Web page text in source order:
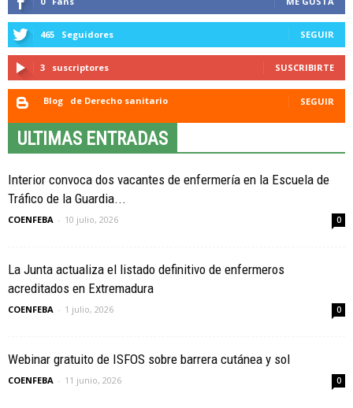
465 Seguidores SEGUIR
3 suscriptores SUSCRIBIRTE
Blog de Derecho sanitario SEGUIR
ULTIMAS ENTRADAS
Interior convoca dos vacantes de enfermería en la Escuela de
Tráfico de la Guardia...
COENFEBA - 10 julio, 2026 0
La Junta actualiza el listado definitivo de enfermeros
acreditados en Extremadura
COENFEBA - 1 julio, 2026 0
Webinar gratuito de ISFOS sobre barrera cutánea y sol
COENFEBA - 11 junio, 2026 0